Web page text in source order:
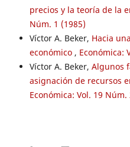
precios y la teoría de la
Núm. 1 (1985)
Víctor A. Beker, Hacia
económico , Económica:
Víctor A. Beker, Algunos
asignación de recursos
Económica: Vol. 19 Núm.